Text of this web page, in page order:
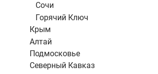
Сочи
Горячий Ключ
Крым
Алтай
Подмосковье
Северный Кавказ